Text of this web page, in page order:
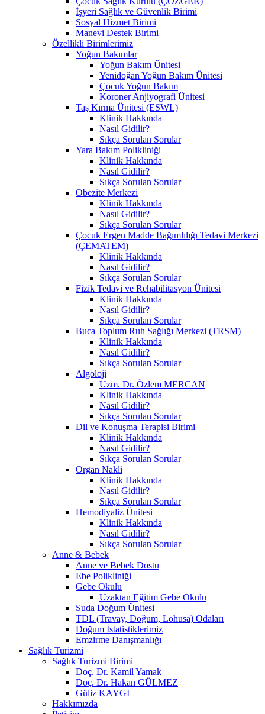
İşyeri Sağlık ve Güvenlik Birimi
Sosyal Hizmet Birimi
Manevi Destek Birimi
Özellikli Birimlerimiz
Yoğun Bakımlar
Yoğun Bakım Ünitesi
Yenidoğan Yoğun Bakım Ünitesi
Çocuk Yoğun Bakım
Koroner Anjiyografi Ünitesi
Taş Kırma Ünitesi (ESWL)
Klinik Hakkında
Nasıl Gidilir?
Sıkça Sorulan Sorular
Yara Bakım Polikliniği
Klinik Hakkında
Nasıl Gidilir?
Sıkça Sorulan Sorular
Obezite Merkezi
Klinik Hakkında
Nasıl Gidilir?
Sıkça Sorulan Sorular
Çocuk Ergen Madde Bağımlılığı Tedavi Merkezi
(ÇEMATEM)
Klinik Hakkında
Nasıl Gidilir?
Sıkça Sorulan Sorular
Fizik Tedavi ve Rehabilitasyon Ünitesi
Klinik Hakkında
Nasıl Gidilir?
Sıkça Sorulan Sorular
Buca Toplum Ruh Sağlığı Merkezi (TRSM)
Klinik Hakkında
Nasıl Gidilir?
Sıkça Sorulan Sorular
Algoloji
Uzm. Dr. Özlem MERCAN
Klinik Hakkında
Nasıl Gidilir?
Sıkça Sorulan Sorular
Dil ve Konuşma Terapisi Birimi
Klinik Hakkında
Nasıl Gidilir?
Sıkça Sorulan Sorular
Organ Nakli
Klinik Hakkında
Nasıl Gidilir?
Sıkça Sorulan Sorular
Hemodiyaliz Ünitesi
Klinik Hakkında
Nasıl Gidilir?
Sıkça Sorulan Sorular
Anne & Bebek
Anne ve Bebek Dostu
Ebe Polikliniği
Gebe Okulu
Uzaktan Eğitim Gebe Okulu
Suda Doğum Ünitesi
TDL (Travay, Doğum, Lohusa) Odaları
Doğum İstatistiklerimiz
Emzirme Danışmanlığı
Sağlık Turizmi
Sağlık Turizmi Birimi
Doç. Dr. Kamil Yamak
Doç. Dr. Hakan GÜLMEZ
Güliz KAYGI
Hakkımızda